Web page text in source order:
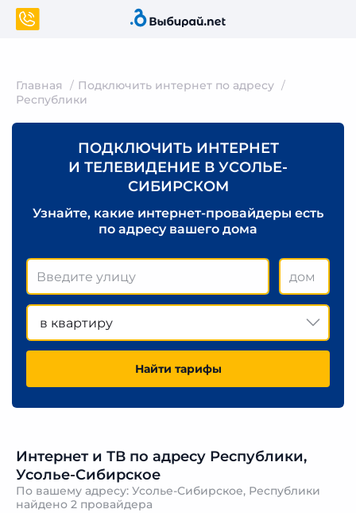
Главная
Подключить интернет по адресу
Республики
ПОДКЛЮЧИТЬ ИНТЕРНЕТ
И ТЕЛЕВИДЕНИЕ В УСОЛЬЕ-
СИБИРСКОМ
Узнайте, какие интернет-провайдеры есть
по адресу вашего дома
в квартиру
Найти тарифы
Интернет и ТВ по адресу Республики,
Усолье-Сибирское
По вашему адресу: Усолье-Сибирское, Республики
найдено 2 провайдера